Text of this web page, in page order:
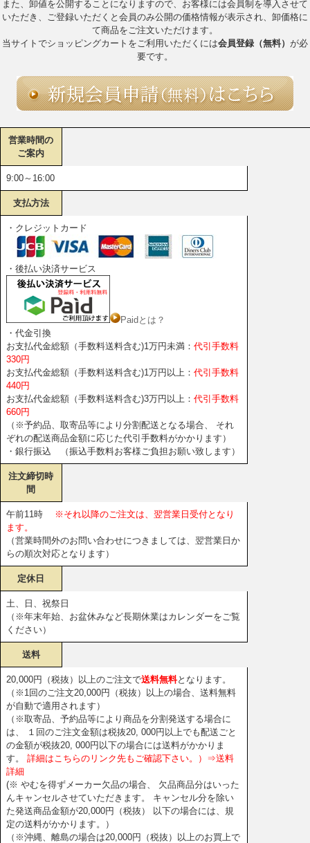
また、卸値を公開することになりますので、お客様には会員制を導入させて
いただき、ご登録いただくと会員のみ公開の価格情報が表示され、卸価格に
て商品をご注文いただけます。
当サイトでショッピングカートをご利用いただくには会員登録（無料） が必
要です。
営業時間の
ご案内
9:00～16:00
支払方法
・クレジットカード
・後払い決済サービス
Paidとは？
・代金引換
お支払代金総額（手数料送料含む)1万円未満： 代引手数料
330円
お支払代金総額（手数料送料含む)1万円以上： 代引手数料
440円
お支払代金総額（手数料送料含む)3万円以上： 代引手数料
660円
（※予約品、取寄品等により分割配送となる場合、 それ
ぞれの配送商品金額に応じた代引手数料がかかります）
・銀行振込 （振込手数料お客様ご負担お願い致します）
注文締切時
間
午前11時
※それ以降のご注文は、翌営業日受付となり
ます。
（営業時間外のお問い合わせにつきましては、翌営業日か
らの順次対応となります）
定休日
土、日、祝祭日
（※年末年始、お盆休みなど長期休業はカレンダーをご覧
ください）
送料
20,000円（税抜）以上のご注文で送料無料となります。
（※1回のご注文20,000円（税抜）以上の場合、送料無料
が自動で適用されます）
（※取寄品、予約品等により商品を分割発送する場合に
は、 １回のご注文金額は税抜20, 000円以上でも配送ごと
の金額が税抜20, 000円以下の場合には送料がかかりま
す。
詳細はこちらのリンク先もご確認下さい。）⇒送料
詳細
(※ やむを得ずメーカー欠品の場合、 欠品商品分はいった
んキャンセルさせていただきます。 キャンセル分を除い
た発送商品金額が20,000円（税抜） 以下の場合には、規
定の送料がかかります。）
（※沖縄、離島の場合は20,000円（税抜）以上のお買上で